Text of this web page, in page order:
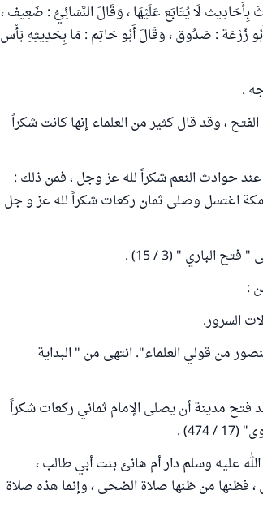
لَا يُتَابَع عَلَيْهَا ، وَقَالَ النَّسَائِيُّ : ضَعِيف ،
زُرْعَة : صَدُوق ، وَقَالَ أَبُو حَاتِم : مَا بِحَدِيثِهِ بَأْس
.
، وقد قال كثير من العلماء إنها كانت شكراً
حوادث النعم شكراً لله عز وجل ، فمن ذلك :
مكة اغتسل وصلى ثمان ركعات شكراً لله عز و جل
الباري " (3 / 15) .
:
من قولي العلماء". انتهى من " البداية
فتح مدينة أن يصلى الإمام ثماني ركعات شكراً
.
عليه وسلم دار أم هانئ بنت أبي طالب ،
من ظنها صلاة الضحى ، وإنما هذه صلاة